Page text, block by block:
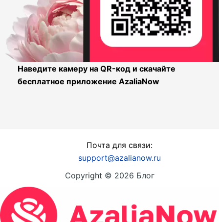
Наведите камеру на QR-код и скачайте
бесплатное приложение AzaliaNow
Почта для связи:
support@azalianow.ru
Copyright © 2026 Блог